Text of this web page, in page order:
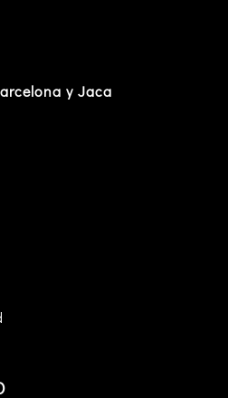
y Jaca